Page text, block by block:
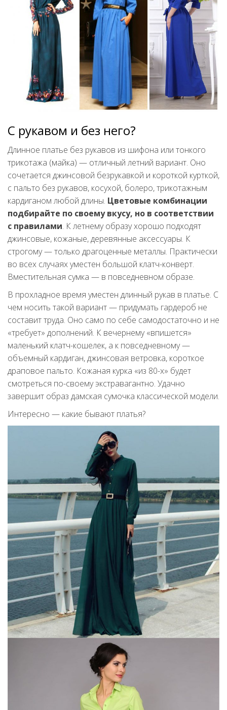
С рукавом и без него?
Длинное платье без рукавов из шифона или тонкого
трикотажа (майка) — отличный летний вариант. Оно
сочетается джинсовой безрукавкой и короткой курткой,
с пальто без рукавов, косухой, болеро, трикотажным
кардиганом любой длины. Цветовые комбинации
подбирайте по своему вкусу, но в соответствии
с правилами. К летнему образу хорошо подходят
джинсовые, кожаные, деревянные аксессуары. К
строгому — только драгоценные металлы. Практически
во всех случаях уместен большой клатч-конверт.
Вместительная сумка — в повседневном образе.
В прохладное время уместен длинный рукав в платье. С
чем носить такой вариант — придумать гардероб не
составит труда. Оно само по себе самодостаточно и не
«требует» дополнений. К вечернему «впишется»
маленький клатч-кошелек, а к повседневному —
объемный кардиган, джинсовая ветровка, короткое
драповое пальто. Кожаная курка «из 80-х» будет
смотреться по-своему экстравагантно. Удачно
завершит образ дамская сумочка классической модели.
Интересно — какие бывают платья?